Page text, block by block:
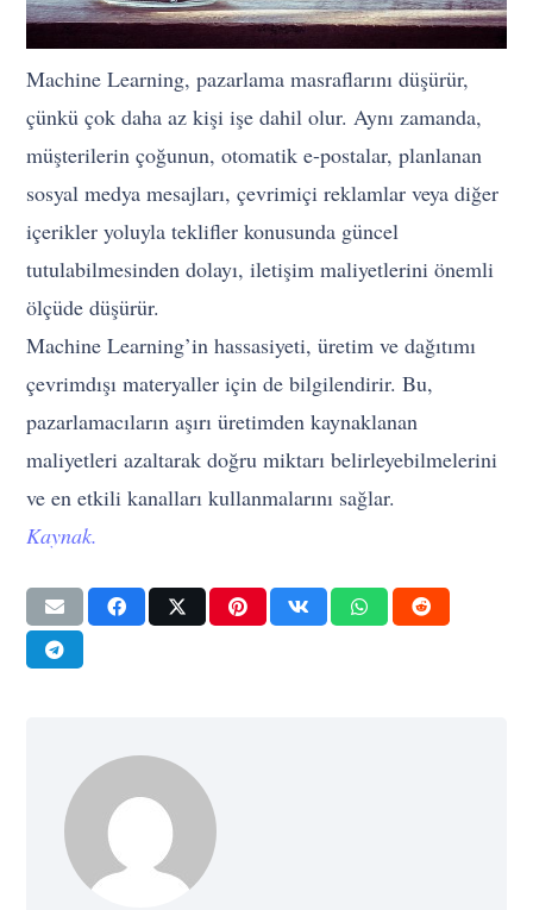
Machine Learning, pazarlama masraflarını düşürür,
çünkü çok daha az kişi işe dahil olur. Aynı zamanda,
müşterilerin çoğunun, otomatik e-postalar, planlanan
sosyal medya mesajları, çevrimiçi reklamlar veya diğer
içerikler yoluyla teklifler konusunda güncel
tutulabilmesinden dolayı, iletişim maliyetlerini önemli
ölçüde düşürür.
Machine Learning’in hassasiyeti, üretim ve dağıtımı
çevrimdışı materyaller için de bilgilendirir. Bu,
pazarlamacıların aşırı üretimden kaynaklanan
maliyetleri azaltarak doğru miktarı belirleyebilmelerini
ve en etkili kanalları kullanmalarını sağlar.
Kaynak.